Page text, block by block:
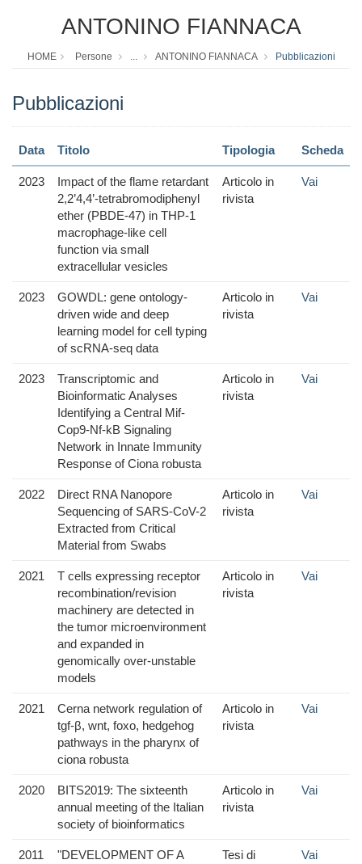
ANTONINO FIANNACA
HOME Persone ... ANTONINO FIANNACA Pubblicazioni
Pubblicazioni
Data Titolo Tipologia Scheda
2023
Impact of the flame retardant
2,2’4,4’-tetrabromodiphenyl
ether (PBDE-47) in THP-1
macrophage-like cell
function via small
extracellular vesicles
Articolo in
rivista
Vai
2023
GOWDL: gene ontology-
driven wide and deep
learning model for cell typing
of scRNA-seq data
Articolo in
rivista
Vai
2023
Transcriptomic and
Bioinformatic Analyses
Identifying a Central Mif-
Cop9-Nf-kB Signaling
Network in Innate Immunity
Response of Ciona robusta
Articolo in
rivista
Vai
2022
Direct RNA Nanopore
Sequencing of SARS-CoV-2
Extracted from Critical
Material from Swabs
Articolo in
rivista
Vai
2021
T cells expressing receptor
recombination/revision
machinery are detected in
the tumor microenvironment
and expanded in
genomically over-unstable
models
Articolo in
rivista
Vai
2021
Cerna network regulation of
tgf-β, wnt, foxo, hedgehog
pathways in the pharynx of
ciona robusta
Articolo in
rivista
Vai
2020
BITS2019: The sixteenth
annual meeting of the Italian
society of bioinformatics
Articolo in
rivista
Vai
2011
"DEVELOPMENT OF A
Tesi di
Vai